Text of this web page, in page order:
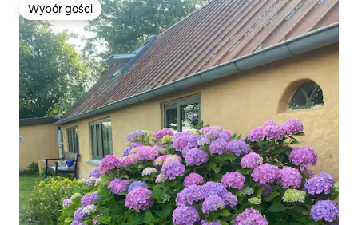
Wybór gości
Wybór gości